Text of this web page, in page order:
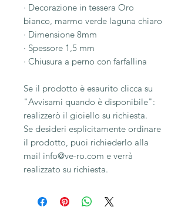
· Decorazione in tessera Oro
bianco, marmo verde laguna chiaro
· Dimensione 8mm
· Spessore 1,5 mm
· Chiusura a perno con farfallina
Se il prodotto è esaurito clicca su
"Avvisami quando è disponibile":
realizzerò il gioiello su richiesta.
Se desideri esplicitamente ordinare
il prodotto, puoi richiederlo alla
mail info@ve-ro.com e verrà
realizzato su richiesta.